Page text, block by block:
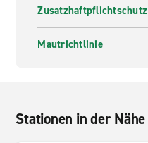
Zusatzhaftpflichtschutz
Mautrichtlinie
Stationen in der Nähe